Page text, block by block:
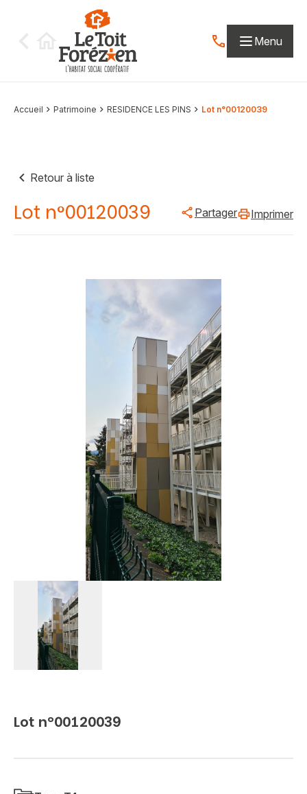
Contactez-nous
Menu
Accueil Patrimoine RESIDENCE LES PINS Lot n°00120039
Retour à liste
Lot n°00120039 Partager Imprimer
Lot n°00120039